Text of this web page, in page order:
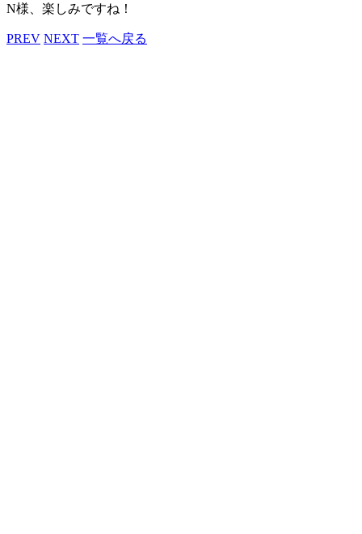
N様、楽しみですね！
PREV NEXT 一覧へ戻る